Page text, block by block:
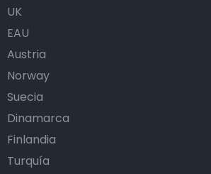
UK
EAU
Austria
Norway
Suecia
Dinamarca
Finlandia
Turquía